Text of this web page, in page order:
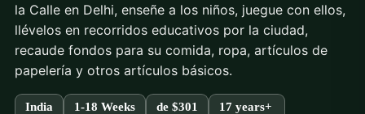
la Calle en Delhi, enseñe a los niños, juegue con ellos,
llévelos en recorridos educativos por la ciudad,
recaude fondos para su comida, ropa, artículos de
papelería y otros artículos básicos.
India 1-18 Weeks de $301 17 years+